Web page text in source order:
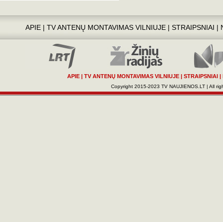
APIE| TV ANTENŲ MONTAVIMAS VILNIUJE| STRAIPSNIAI |
APIE | TV ANTENŲ MONTAVIMAS VILNIUJE | STRAIPSNIAI |
Copyright 2015-2023 TV NAUJIENOS.LT | All